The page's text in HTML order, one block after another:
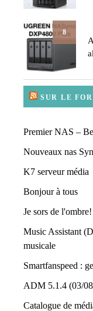
8
SUR LE
Premier NAS –
Nouveaux nas
K7 serveur média
Bonjour à tous
Je sors de l'ombre!
Music Assistant
musicale
Smartfanspeed :
ADM 5.1.4 (03/
Catalogue de